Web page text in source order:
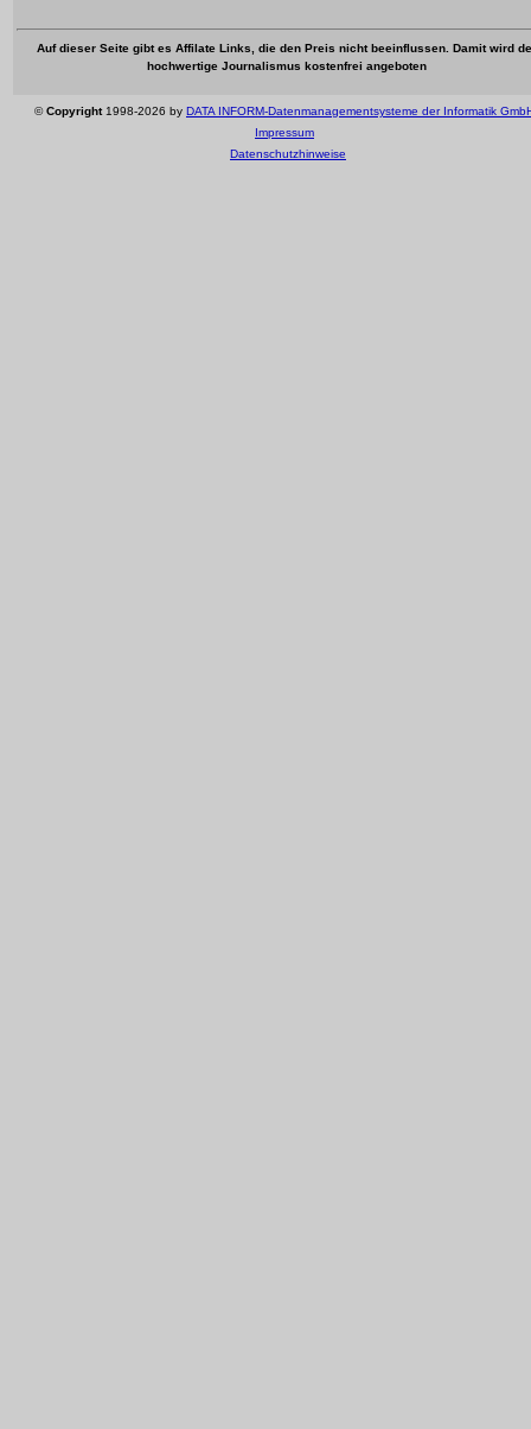
Auf dieser Seite gibt es Affilate Links, die den Preis nicht beeinflussen. Damit wird
hochwertige Journalismus kostenfrei angeboten
©Copyright1998-2026 by DATA INFORM-Datenmanagementsysteme der Informatik
Impressum
Datenschutzhinweise